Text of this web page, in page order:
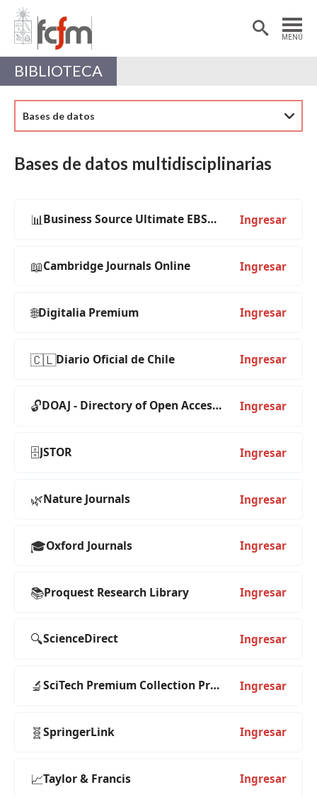
MENÚ
Estudiantes
Académicas/os
BIBLIOTECA
Bases de datos
Bases de datos multidisciplinarias
📊 Business Source Ultimate EBSCOHost Ingresar
📖Cambridge Journals Online Ingresar
🌐Digitalia Premium Ingresar
🇨🇱Diario Oficial de Chile Ingresar
🔓 DOAJ - Directory of Open Access Journals Ingresar
🗄️JSTOR Ingresar
🌿Nature Journals Ingresar
🎓Oxford Journals Ingresar
📚Proquest Research Library Ingresar
🔍ScienceDirect Ingresar
🔬 SciTech Premium Collection ProQuest Ingresar
🧬SpringerLink Ingresar
📈Taylor & Francis Ingresar